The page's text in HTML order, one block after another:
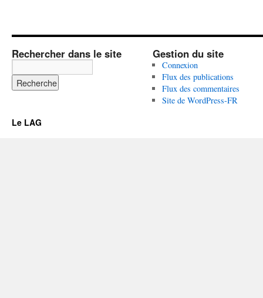
Rechercher dans le site Gestion du site
Connexion
Flux des publications
Flux des commentaires
Site de WordPress-FR
Le LAG